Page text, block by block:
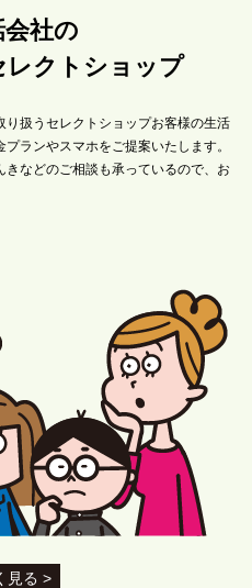
社の
レクトショップ
扱うセレクトショップお客様の生活
ランやスマホをご提案いたします。
などのご相談も承っているので、お
見る >